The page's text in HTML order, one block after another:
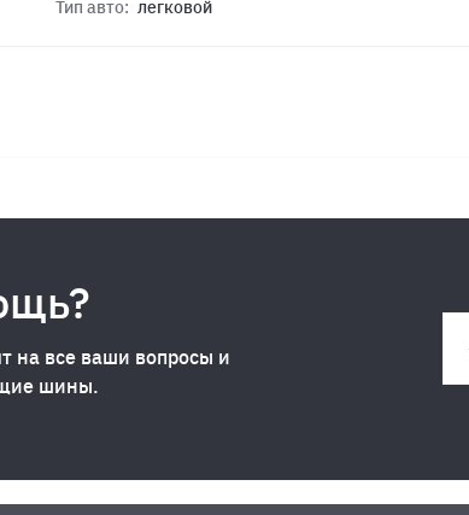
Тип авто: легковой
на все ваши вопросы и
шины.